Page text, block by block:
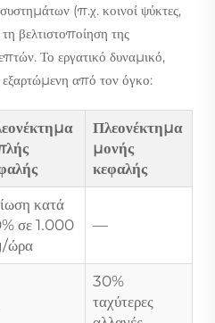
(π.χ. κοινοί ψύκτες,
βελτιστοποίηση της
Το εργατικό δυναμικό,
από τον όγκο:
Πλεονέκτημα
μονής
κεφαλής
κατά
σε 1.000
ώρα
—
30%
ταχύτερες